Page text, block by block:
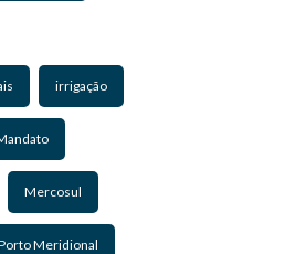
irrigação
Mercosul
Meridional